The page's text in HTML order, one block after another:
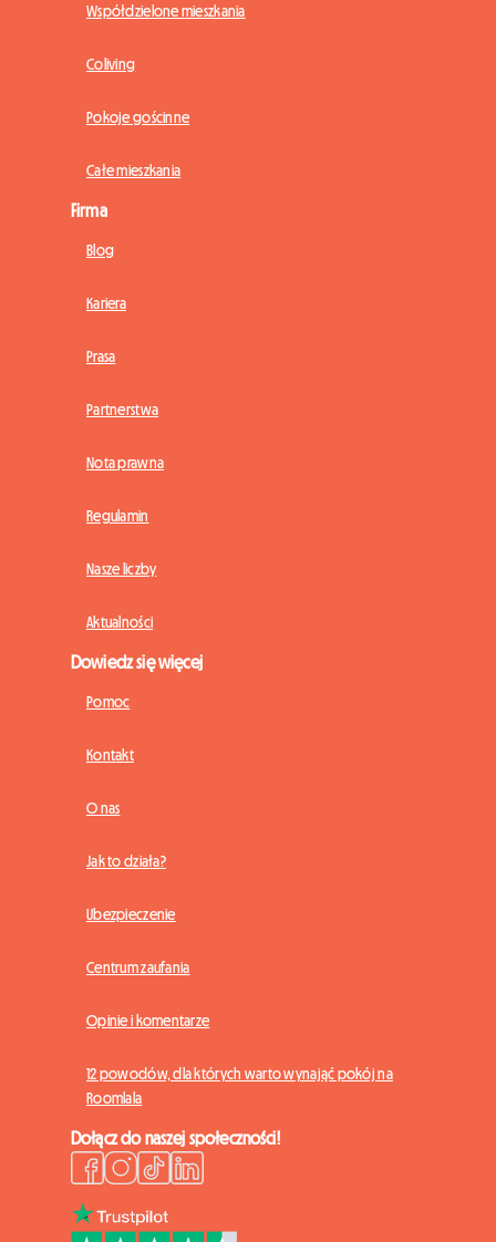
Współdzielone mieszkania
Coliving
Pokoje gościnne
Całe mieszkania
Firma
Blog
Kariera
Prasa
Partnerstwa
Nota prawna
Regulamin
Nasze liczby
Aktualności
Dowiedz się więcej
Pomoc
Kontakt
O nas
Jak to działa?
Ubezpieczenie
Centrum zaufania
Opinie i komentarze
12 powodów, dla których warto wynająć pokój na
Roomlala
Dołącz do naszej społeczności!